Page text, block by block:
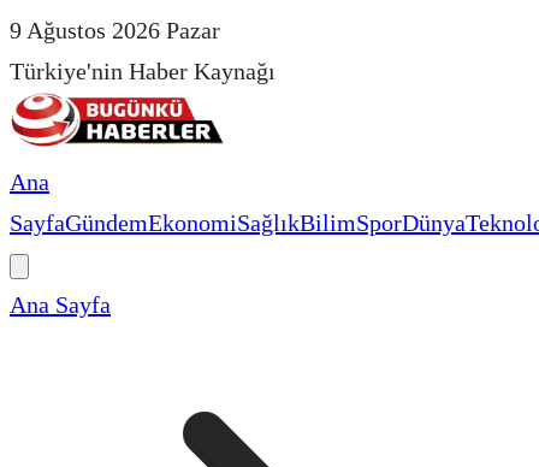
9 Ağustos 2026 Pazar
Türkiye'nin Haber Kaynağı
Ana
SayfaGündemEkonomiSağlıkBilimSporDünya
Ana Sayfa